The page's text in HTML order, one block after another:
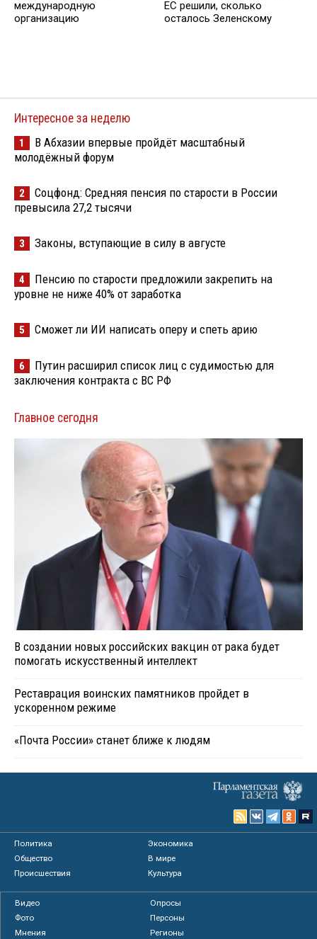
международную
организацию
ЕС решили, сколько
осталось Зеленскому
Интересное за неделю
1
В Абхазии впервые пройдёт масштабный
молодёжный форум
2
Соцфонд: Средняя пенсия по старости в России
превысила 27,2 тысячи
3 Законы, вступающие в силу в августе
4
Пенсию по старости предложили закрепить на
уровне не ниже 40% от заработка
5 Сможет ли ИИ написать оперу и спеть арию
6
Путин расширил список лиц с судимостью для
заключения контракта с ВС РФ
Главное сегодня
В создании новых российских вакцин от рака будет
помогать искусственный интеллект
Реставрация воинских памятников пройдет в
ускоренном режиме
«Почта России» станет ближе к людям
Политика
Экономика
Общество
В мире
Происшествия
Культура
Видео
Опросы
Фото
Персоны
Мнения
Регионы